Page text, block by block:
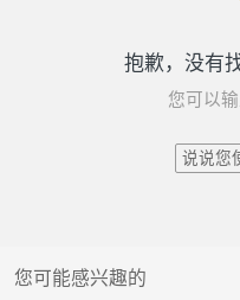
抱歉，没有
您可以
说说您
您可能感兴趣的